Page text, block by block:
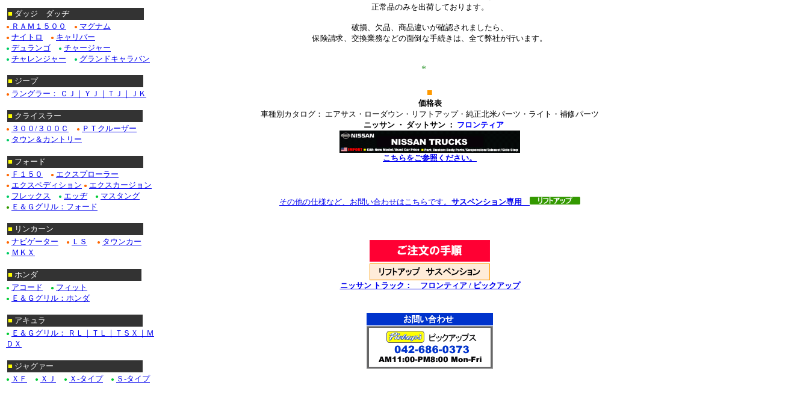
正常品のみを出荷しております。
破損、欠品、商品違いが確認されましたら、
保険請求、交換業務などの面倒な手続きは、全て弊社が行います。
*
■
価格表
車種別カタログ： エアサス・ローダウン・リフトアップ・純正北米パーツ・ライト・補修パーツ
ニッサン ・ ダットサン ： フロンティア
こちらをご参照ください。
その他の仕様など、お問い合わせはこちらです。 サスペンション専用
ニッサン トラック： フロンティア / ピックアップ
■ ダッジ ダッヂ
● ＲＡＭ１５００ ● マグナム
● ナイトロ ● キャリバー
● デュランゴ ● チャージャー
● チャレンジャー ● グランドキャラバン
■ ジープ
● ラングラー： ＣＪ｜ＹＪ｜ＴＪ｜ＪＫ
■ クライスラー
● ３００/３００Ｃ ● ＰＴクルーザー
● タウン＆カントリー
■ フォード
● Ｆ１５０ ● エクスプローラー
● エクスペディション ● エクスカージョン
● フレックス ● エッヂ ● マスタング
● Ｅ＆Ｇグリル：フォード
■ リンカーン
● ナビゲーター ● ＬＳ ● タウンカー
● ＭＫＸ
■ ホンダ
● アコード ● フィット
● Ｅ＆Ｇグリル：ホンダ
■ アキュラ
●
Ｅ＆Ｇグリル： ＲＬ｜ＴＬ｜ＴＳＸ｜Ｍ
ＤＸ
■ ジャグァー
● ＸＦ ● ＸＪ ● Ｘ-タイプ ● Ｓ-タイプ